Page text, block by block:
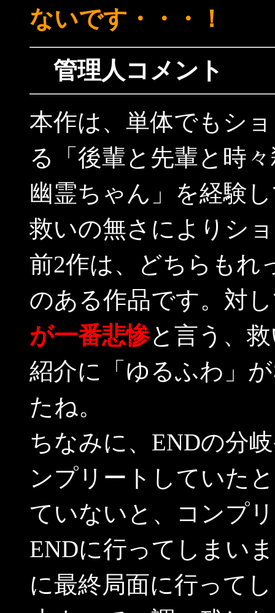
ないです・・・！
管理人コメント
本作は、単体でもシ
る「後輩と先輩と時
幽霊ちゃん」を経験
救いの無さによりシ
前2作は、どちらもれ
のある作品です。対
が一番悲惨と言う、
紹介に「ゆるふわ」
たね。
ちなみに、ENDの分
ンプリートしていた
ていないと、コンプ
ENDに行ってしまい
に最終局面に行って